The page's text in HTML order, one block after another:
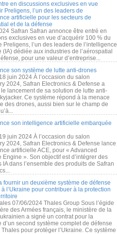
en discussions exclusives en vue
Preligens, l’un des leaders de
artificielle pour les secteurs de
et de la défense
Safran Safran annonce être entré en
exclusives en vue d’acquérir 100 % du
Preligens, l’un des leaders de l’intelligence
(IA) dédiée aux industries de l’aérospatial
pour une valeur d’entreprise...
son système de lutte anti-drones
juin 2024 À l’occasion du salon
2024, Safran Electronics & Defense a
lancement de sa solution de lutte anti-
Ce système répond à la menace
des drones, aussi bien sur le champ de
son intelligence artificielle embarquée
juin 2024 À l’occasion du salon
2024, Safran Electronics & Defense lance
artificielle ACE, pour « Advanced
Engine ». Son objectif est d’intégrer des
IA dans l’ensemble des produits de Safran
fournir un deuxième système de défense
l’Ukraine pour contribuer à la protection
07/06/2024 Thales Group Sous l’égide
des Armées français, le ministère de la
a signé un contrat pour la
d’un second système complet de défense
pour protéger l’Ukraine. Ce système